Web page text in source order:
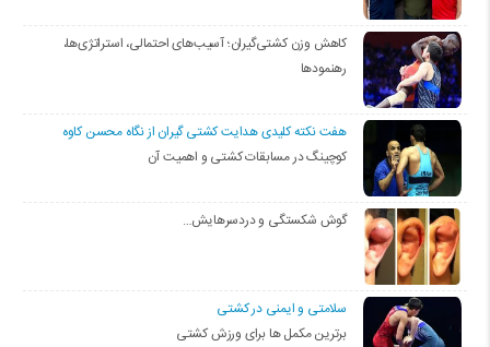
کاهش وزن کشتی‌گیران؛ آسیب‌های احتمالی، استراتژی‌ها،
رهنمودها
هفت نکته کلیدی هدایت کشتی گیران از نگاه محسن کاوه
کوچینگ در مسابقات کشتی و اهمیت آن
گوش شکستگی و دردسرهایش…
سلامتی و ایمنی در کشتی
برترین مکمل ها برای ورزش کشتی